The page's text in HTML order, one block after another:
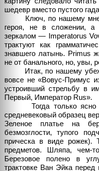
шедевр вместо пустого
Ключ, по нашему
героя, не в сложении,
зеркалом — Imperatorus
трактуют как
знавшего латынь. Primus
не от банального, но, увы,
Итак, по нашему
вовсе не «Вовус-Примус
устроивший стрельбу в
Первый, Император Rus».
Тогда только ясно
средневековый образец
Зеленое платье на
безмозглости, тупого
прическа в виде рожек).
предметов. Шляпа, чем-
Березовое полено в
трактовке Ван Эйка